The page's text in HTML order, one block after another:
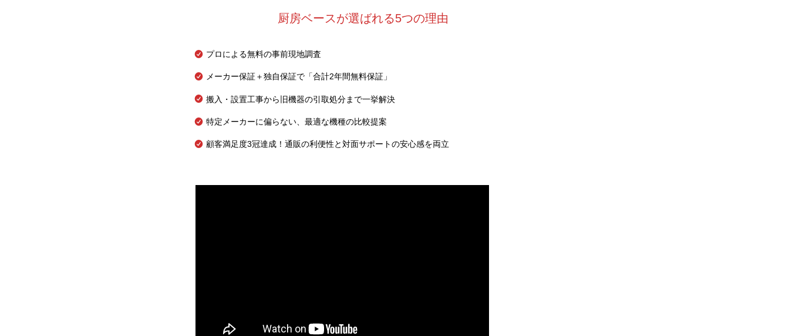
厨房ベースが選ばれる5つの理由
プロによる無料の事前現地調査
メーカー保証＋独自保証で「合計2年間無料保証」
搬入・設置工事から旧機器の引取処分まで一挙解決
特定メーカーに偏らない、最適な機種の比較提案
顧客満足度3冠達成！通販の利便性と対面サポートの安心感を両立